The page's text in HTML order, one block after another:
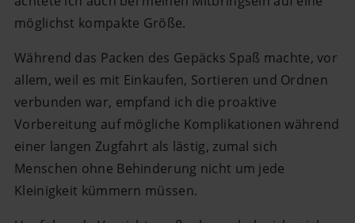
möglichst kompakte Größe.
Während das Packen des Gepäcks Spaß machte, vor
allem, weil es mit Einkaufen, Sortieren und Ordnen
verbunden war, empfand ich die proaktive
Vorbereitung auf mögliche Komplikationen während
einer langen Zugfahrt als lästig, zumal sich
Menschen ohne Behinderung nicht um jede
Kleinigkeit kümmern müssen.